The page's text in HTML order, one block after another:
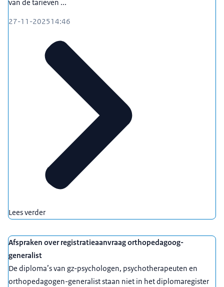
van de tarieven ...
27-11-202514:46
Lees verder
Afspraken over registratieaanvraag orthopedagoog-
generalist
De diploma’s van gz-psychologen, psychotherapeuten en
orthopedagogen-generalist staan niet in het diplomaregister